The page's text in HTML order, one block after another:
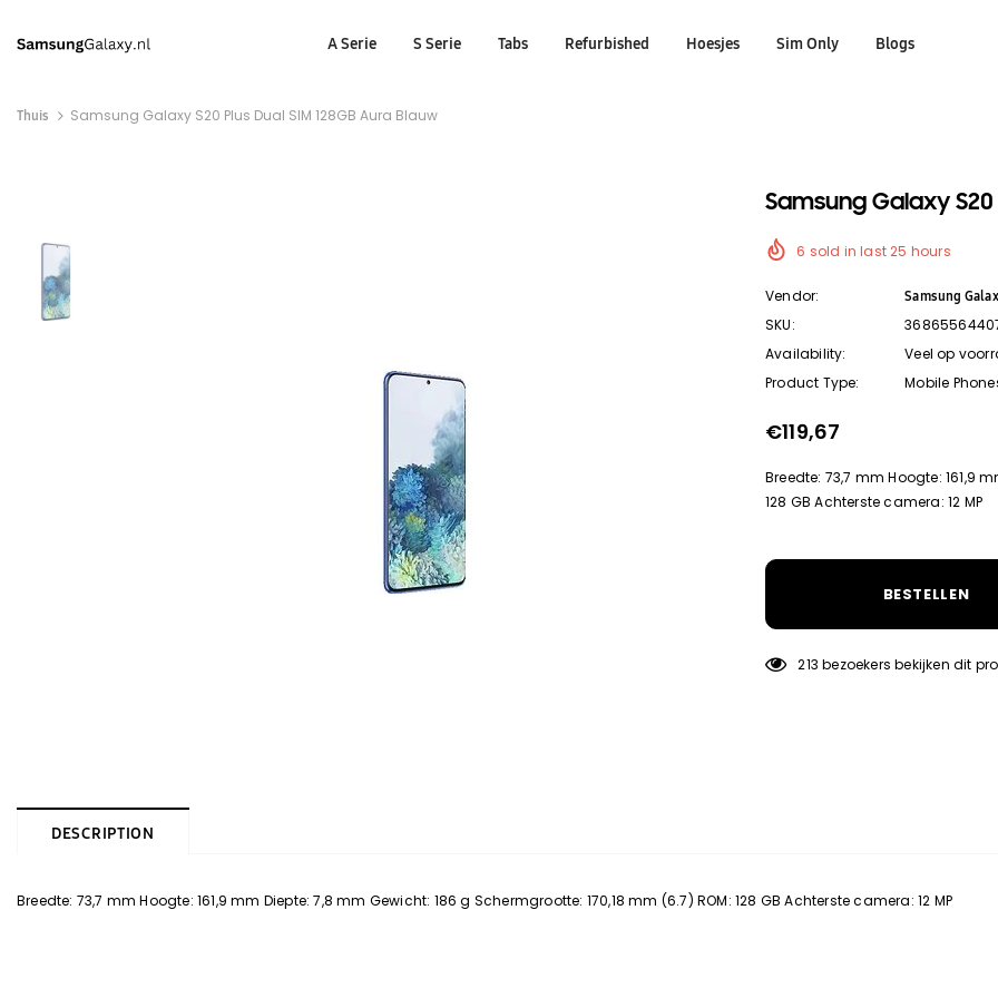
A Serie S Serie Tabs Refurbished Hoesjes Sim Only Blogs
Thuis Samsung Galaxy S20 Plus Dual SIM 128GB Aura Blauw
Samsung Galaxy S20
6 sold in last25 hours
Vendor:
Samsung
SKU:
Availability:
Veel op
Product Type:
Mobile
€119,67
Breedte: 73,7 mm Hoogte: 161,9
128 GB Achterste camera: 12 MP
BESTELLEN
213 bezoekers bekijken dit
DESCRIPTION
Breedte: 73,7 mm Hoogte: 161,9 mm Diepte: 7,8 mm Gewicht: 186 g Schermgrootte: 170,18 mm (6.7) ROM: 128 GB Achterste camera: 12 MP